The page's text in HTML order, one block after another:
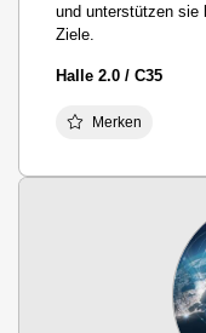
und unterstützen sie
Ziele.
Halle 2.0 / C35
Merken